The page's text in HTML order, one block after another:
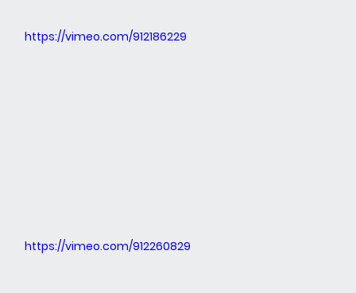
https://vimeo.com/912186229
https://vimeo.com/912260829